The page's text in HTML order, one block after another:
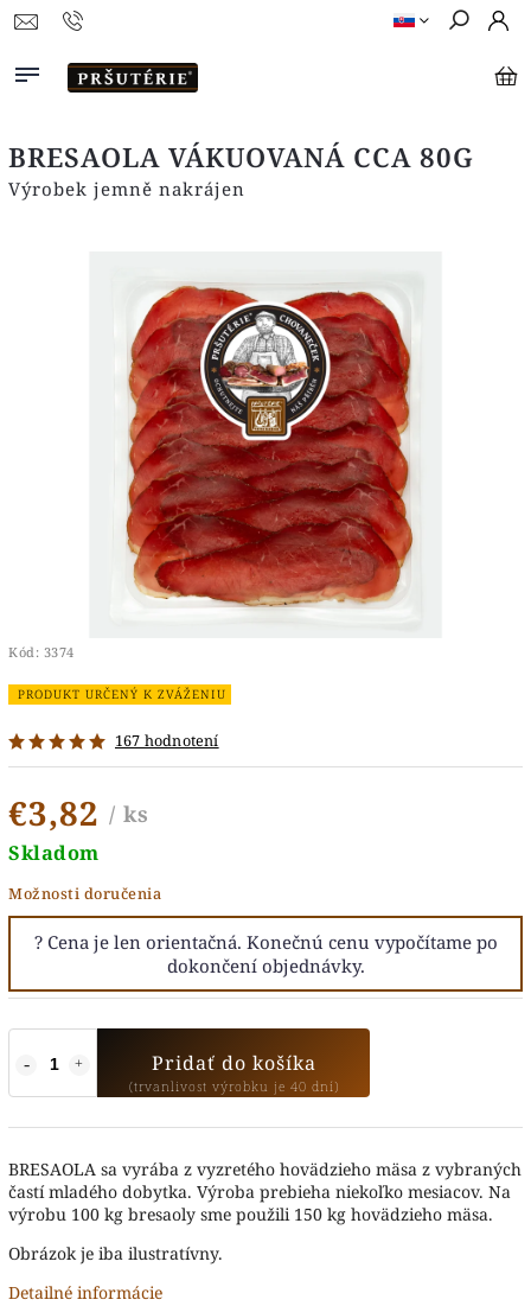
BRESAOLA VÁKUOVANÁ CCA 80G
Výrobek jemně nakrájen
Kód: 3374
PRODUKT URČENÝ K ZVÁŽENIU
167 hodnotení
€3,82 / ks
Skladom
Možnosti doručenia
Pridať do košíka
BRESAOLA sa vyrába z vyzretého hovädzieho mäsa z vybraných
častí mladého dobytka. Výroba prebieha niekoľko mesiacov. Na
výrobu 100 kg bresaoly sme použili 150 kg hovädzieho mäsa.
Obrázok je iba ilustratívny.
Detailné informácie